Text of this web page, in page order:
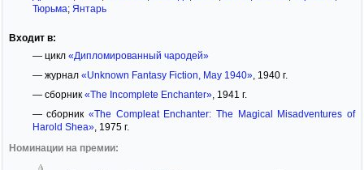
Тюрьма; Янтарь
Входит в:
— цикл «Дипломированный чародей»
— журнал «Unknown Fantasy Fiction, May 1940», 1940 г.
— сборник «The Incomplete Enchanter», 1941 г.
— сборник«The Compleat Enchanter: The Magical Misadventures of
Harold Shea», 1975 г.
Номинации на премии: